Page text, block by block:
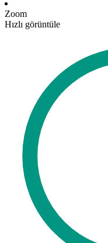
Zoom
Hızlı görüntüle